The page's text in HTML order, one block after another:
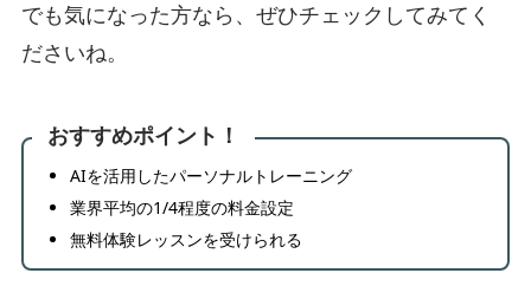
でも気になった方なら、ぜひチェックしてみてく
ださいね。
おすすめポイント！
AIを活用したパーソナルトレーニング
業界平均の1/4程度の料金設定
無料体験レッスンを受けられる